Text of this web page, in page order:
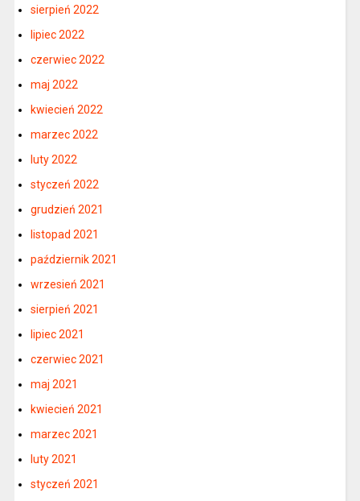
sierpień 2022
lipiec 2022
czerwiec 2022
maj 2022
kwiecień 2022
marzec 2022
luty 2022
styczeń 2022
grudzień 2021
listopad 2021
październik 2021
wrzesień 2021
sierpień 2021
lipiec 2021
czerwiec 2021
maj 2021
kwiecień 2021
marzec 2021
luty 2021
styczeń 2021